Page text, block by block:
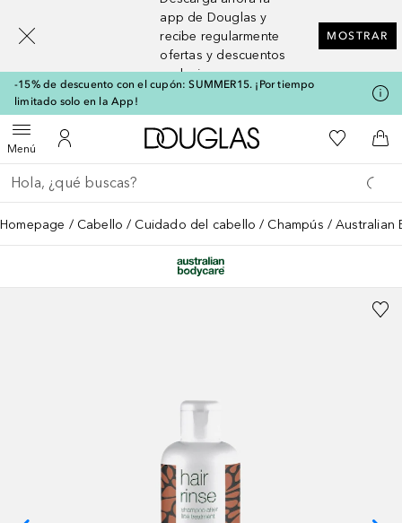
app de Douglas y
recibe regularmente
ofertas y descuentos
exclusivos
MOSTRAR
-15% de descuento con el cupón: SUMMER15. ¡Por tiempo
limitado solo en la App!
MenúAbrir menúMi cuenta
A Douglas HomeMi lista de
A
Regresar
Ejecutar búsqueda
Homepage Cabello Cuidado del cabello Champús Australian
[navigation.slideout.screenreader]